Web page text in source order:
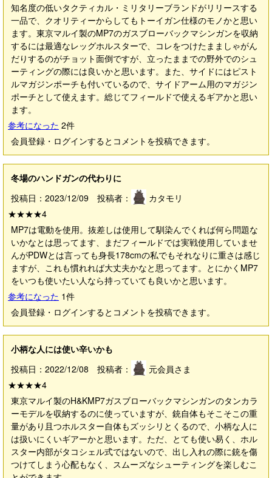
知名度の低いタクティカル・ミリタリーブランドがリリースする
一品で、クオリティーからしてもトーイガン仕様のモノかと思い
ます。東京マルイ製のMP7のガスブローバックマシンガンを収納
するには最適なレッグホルスターで、コレをつけたまましゃがん
だりするのがチョット面倒ですが、立ったままでの野外でのシュ
ーティングの際には良いかと思います。また、サイドにはピスト
ルマガジンポーチも付いているので、サイドアーム用のマガジン
ポーチとして使えます。総じてフィールドで使えるギアかと思い
ます。
参考になった 2件
会員登録・ログインするとコメントを投稿できます。
冬場のハンドガンの代わりに
投稿日：2023/12/09 投稿者：
カタモリ
★★★★4
MP7は電動を使用。抜差しは使用して馴染んでくれば何ら問題な
いかなとは思ってます、まだフィールドでは実戦使用していませ
んがPDWとは言っても身長178cmの私でもそれなりに重さは感じ
ますが、これも慣れれば大丈夫かなと思ってます。とにかくMP7
をいつも使いたい人なら持っていても良いかと思います。
参考になった 1件
会員登録・ログインするとコメントを投稿できます。
小柄な人には使い辛いかも
投稿日：2022/12/08 投稿者：
元会員さま
★★★★4
東京マルイ製のH&KMP7ガスブローバックマシンガンのタンカラ
ーモデルを収納するのに使っていますが、銃自体もそこそこの重
量があり且つホルスター自体もズッシリとくるので、小柄な人に
は扱いにくいギアーかと思います。ただ、とても使い易く、ホル
スター内部がタコシェル式ではないので、出し入れの際に銃を傷
つけてしまう心配もなく、スムーズなシューティングを楽しむこ